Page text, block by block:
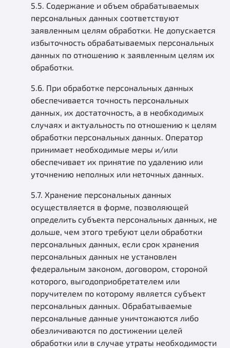
5.5. Содержание и объем обрабатываемых
персональных данных соответствуют
заявленным целям обработки. Не допускается
избыточность обрабатываемых персональных
данных по отношению к заявленным целям их
обработки.
5.6. При обработке персональных данных
обеспечивается точность персональных
данных, их достаточность, а в необходимых
случаях и актуальность по отношению к целям
обработки персональных данных. Оператор
принимает необходимые меры и/или
обеспечивает их принятие по удалению или
уточнению неполных или неточных данных.
5.7. Хранение персональных данных
осуществляется в форме, позволяющей
определить субъекта персональных данных, не
дольше, чем этого требуют цели обработки
персональных данных, если срок хранения
персональных данных не установлен
федеральным законом, договором, стороной
которого, выгодоприобретателем или
поручителем по которому является субъект
персональных данных. Обрабатываемые
персональные данные уничтожаются либо
обезличиваются по достижении целей
обработки или в случае утраты необходимости